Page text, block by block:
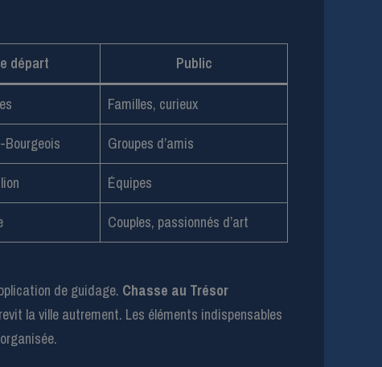
départ Public
Familles, curieux
Bourgeois
Groupes d’amis
Équipes
Couples, passionnés d’art
de guidage. Chasse au Trésor
la ville autrement. Les éléments indispensables